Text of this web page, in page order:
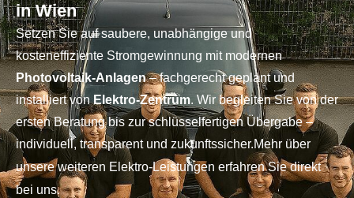
in Wien
Setzen Sie auf saubere, unabhängige und
kosteneffiziente Stromgewinnung mit modernen
Photovoltaik-Anlagen– fachgerecht geplant und
installiert vonElektro-Zentrum. Wir begleiten Sie von der
ersten Beratung bis zur schlüsselfertigen Übergabe –
individuell, transparent und zukunftssicher.Mehr über
unsere weiteren Elektro-Leistungen erfahren Sie direkt
bei uns.